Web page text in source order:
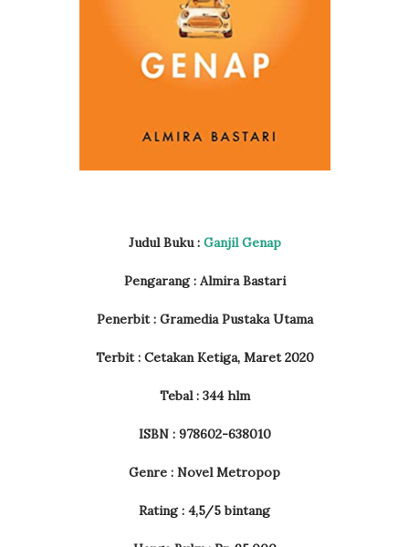
Judul Buku : Ganjil Genap
Pengarang : Almira Bastari
Penerbit : Gramedia Pustaka Utama
Terbit : Cetakan Ketiga, Maret 2020
Tebal : 344 hlm
ISBN : 978602-638010
Genre : Novel Metropop
Rating : 4,5/5 bintang